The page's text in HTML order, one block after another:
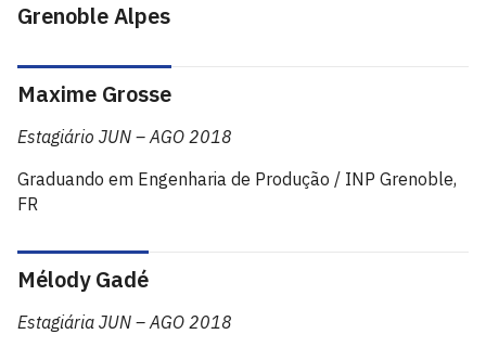
Grenoble Alpes
Maxime Grosse
Estagiário JUN – AGO 2018
Graduando em Engenharia de Produção / INP Grenoble,
FR
Mélody Gadé
Estagiária JUN – AGO 2018